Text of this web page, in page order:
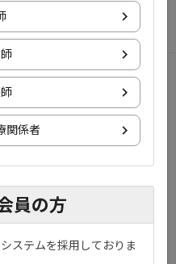
Co., Ltd. All rights reserved.
関係者
員の方
ステムを採用しておりま